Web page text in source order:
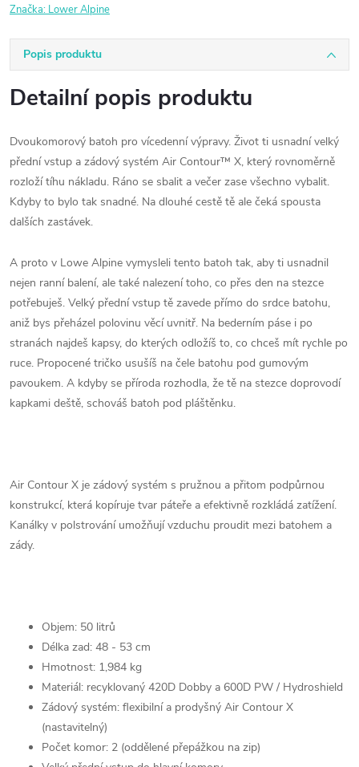
Značka: Lower Alpine
Popis produktu
Detailní popis produktu
Dvoukomorový batoh pro vícedenní výpravy. Život ti usnadní velký
přední vstup a zádový systém Air Contour™ X, který rovnoměrně
rozloží tíhu nákladu. Ráno se sbalit a večer zase všechno vybalit.
Kdyby to bylo tak snadné. Na dlouhé cestě tě ale čeká spousta
dalších zastávek.
A proto v Lowe Alpine vymysleli tento batoh tak, aby ti usnadnil
nejen ranní balení, ale také nalezení toho, co přes den na stezce
potřebuješ. Velký přední vstup tě zavede přímo do srdce batohu,
aniž bys přeházel polovinu věcí uvnitř. Na bederním páse i po
stranách najdeš kapsy, do kterých odložíš to, co chceš mít rychle po
ruce. Propocené tričko usušíš na čele batohu pod gumovým
pavoukem. A kdyby se příroda rozhodla, že tě na stezce doprovodí
kapkami deště, schováš batoh pod pláštěnku.
Air Contour X je zádový systém s pružnou a přitom podpůrnou
konstrukcí, která kopíruje tvar páteře a efektivně rozkládá zatížení.
Kanálky v polstrování umožňují vzduchu proudit mezi batohem a
zády.
Objem: 50 litrů
Délka zad: 48 - 53 cm
Hmotnost: 1,984 kg
Materiál: recyklovaný 420D Dobby a 600D PW / Hydroshield
Zádový systém: flexibilní a prodyšný Air Contour X
(nastavitelný)
Počet komor: 2 (oddělené přepážkou na zip)